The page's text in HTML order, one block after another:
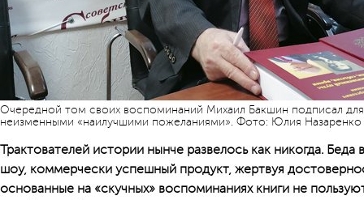
Очередной том своих воспоминаний Михаил Бакшин подписал
неизменными «наилучшими пожеланиями». Фото: Юлия Назаренко
Трактователей истории нынче развелось как никогда.
шоу, коммерчески успешный продукт, жертвуя
основанные на «скучных» воспоминаниях книги не